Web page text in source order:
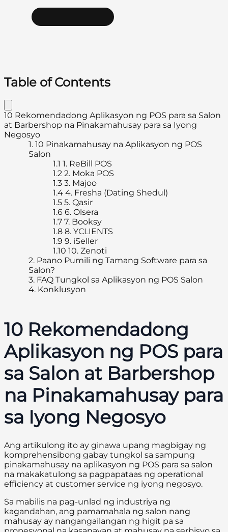
Table of Contents
10 Rekomendadong Aplikasyon ng POS para sa Salon
at Barbershop na Pinakamahusay para sa Iyong
Negosyo
1. 10 Pinakamahusay na Aplikasyon ng POS
Salon
1.1 1. ReBill POS
1.2 2. Moka POS
1.3 3. Majoo
1.4 4. Fresha (Dating Shedul)
1.5 5. Qasir
1.6 6. Olsera
1.7 7. Booksy
1.8 8. YCLIENTS
1.9 9. iSeller
1.10 10. Zenoti
2. Paano Pumili ng Tamang Software para sa
Salon?
3. FAQ Tungkol sa Aplikasyon ng POS Salon
4. Konklusyon
10 Rekomendadong
Aplikasyon ng POS para
sa Salon at Barbershop
na Pinakamahusay para
sa Iyong Negosyo
Ang artikulong ito ay ginawa upang magbigay ng
komprehensibong gabay tungkol sa sampung
pinakamahusay na aplikasyon ng POS para sa salon
na makakatulong sa pagpapataas ng operational
efficiency at customer service ng iyong negosyo.
Sa mabilis na pag-unlad ng industriya ng
kagandahan, ang pamamahala ng salon nang
mahusay ay nangangailangan ng higit pa sa